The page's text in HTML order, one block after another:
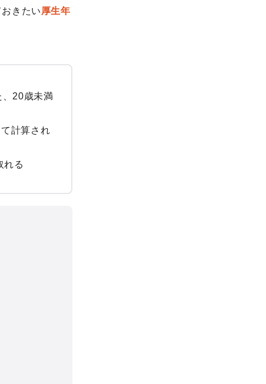
きたい厚生年
20歳未満
計算され
れる